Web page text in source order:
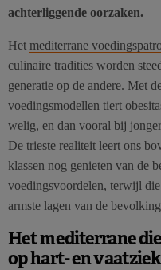
achterliggende oorzaken.
Het mediterrane
culinaire tradities worden
generatie op de andere. Met
voedingsmodellen tiert
welig, en dan vooral bij
De trieste realiteit leert ons
klassen nog genieten van de
voedingsvoordelen, terwijl
armste lagen van de
Het mediterrane
op hart- en